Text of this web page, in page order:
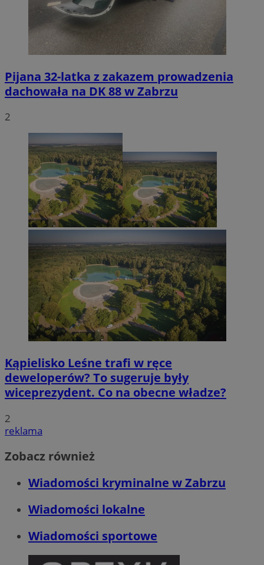
Pijana 32-latka z zakazem prowadzenia
dachowała na DK 88 w Zabrzu
2
Kąpielisko Leśne trafi w ręce
deweloperów? To sugeruje były
wiceprezydent. Co na obecne władze?
2
reklama
Zobacz również
Wiadomości kryminalne w Zabrzu
Wiadomości lokalne
Wiadomości sportowe